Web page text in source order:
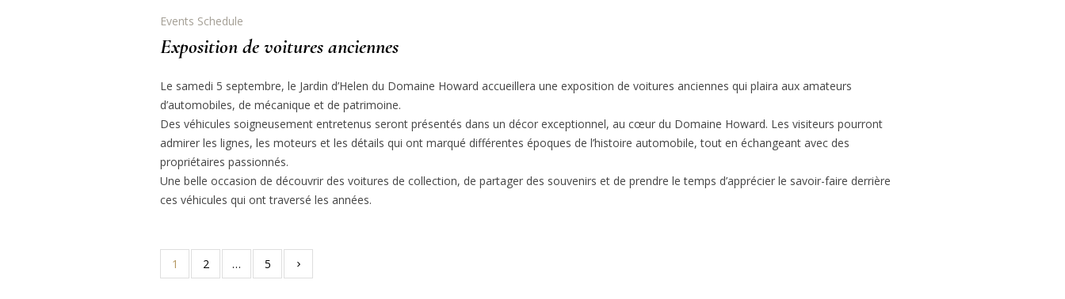
Events Schedule
Exposition de voitures anciennes
Le samedi 5 septembre, le Jardin d’Helen du Domaine Howard accueillera une exposition de voitures anciennes qui plaira aux amateurs
d’automobiles, de mécanique et de patrimoine.
Des véhicules soigneusement entretenus seront présentés dans un décor exceptionnel, au cœur du Domaine Howard. Les visiteurs pourront
admirer les lignes, les moteurs et les détails qui ont marqué différentes époques de l’histoire automobile, tout en échangeant avec des
propriétaires passionnés.
Une belle occasion de découvrir des voitures de collection, de partager des souvenirs et de prendre le temps d’apprécier le savoir-faire derrière
ces véhicules qui ont traversé les années.
1 2 … 5